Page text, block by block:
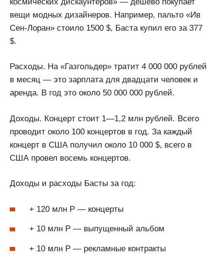
вещи модных дизайнеров. Например, пальто «Ив
Сен-Лоран» стоило 1500 $, Баста купил его за 377
$.
Расходы. На «Газгольдер» тратит 4 000 000 рублей
в месяц — это зарплата для двадцати человек и
аренда. В год это около 50 000 000 рублей.
Доходы. Концерт стоит 1—1,2 млн рублей. Всего
проводит около 100 концертов в год. За каждый
концерт в США получил около 10 000 $, всего в
США провел восемь концертов.
Доходы и расходы Басты за год:
+ 120 млн Р — концерты
+ 10 млн Р — выпущенный альбом
+ 10 млн Р — рекламные контракты